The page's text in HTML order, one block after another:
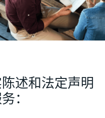
述和法定声明
：